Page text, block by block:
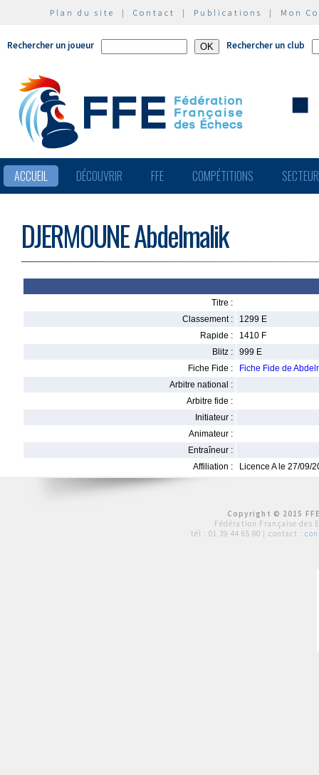
Plan du site | Contact | Publications | Mon
Rechercher un joueur Rechercher un club
ACCUEIL DÉCOUVRIR FFE COMPÉTITIONS
DJERMOUNE Abdelmalik
Titre :
Classement :
1299 E
Rapide :
1410 F
Blitz :
999 E
Fiche Fide :
Fiche Fide de
Arbitre national :
Arbitre fide :
Initiateur :
Animateur :
Entraîneur :
Affiliation :
Licence A le 27/09/
Copyright © 2015
Fédération Française des
tél : 01 39 44 65 80 | contact :